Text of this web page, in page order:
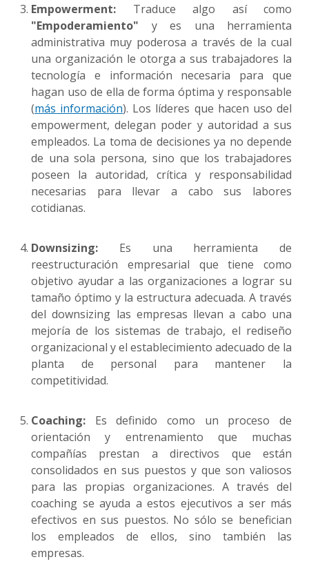
Empowerment: Traduce algo así como
"Empoderamiento" y es una herramienta
administrativa muy poderosa a través de la cual
una organización le otorga a sus trabajadores la
tecnología e información necesaria para que
hagan uso de ella de forma óptima y responsable
(más información). Los líderes que hacen uso del
empowerment, delegan poder y autoridad a sus
empleados. La toma de decisiones ya no depende
de una sola persona, sino que los trabajadores
poseen la autoridad, crítica y responsabilidad
necesarias para llevar a cabo sus labores
cotidianas.
Downsizing: Es una herramienta de
reestructuración empresarial que tiene como
objetivo ayudar a las organizaciones a lograr su
tamaño óptimo y la estructura adecuada. A través
del downsizing las empresas llevan a cabo una
mejoría de los sistemas de trabajo, el rediseño
organizacional y el establecimiento adecuado de la
planta de personal para mantener la
competitividad.
Coaching: Es definido como un proceso de
orientación y entrenamiento que muchas
compañías prestan a directivos que están
consolidados en sus puestos y que son valiosos
para las propias organizaciones. A través del
coaching se ayuda a estos ejecutivos a ser más
efectivos en sus puestos. No sólo se benefician
los empleados de ellos, sino también las
empresas.